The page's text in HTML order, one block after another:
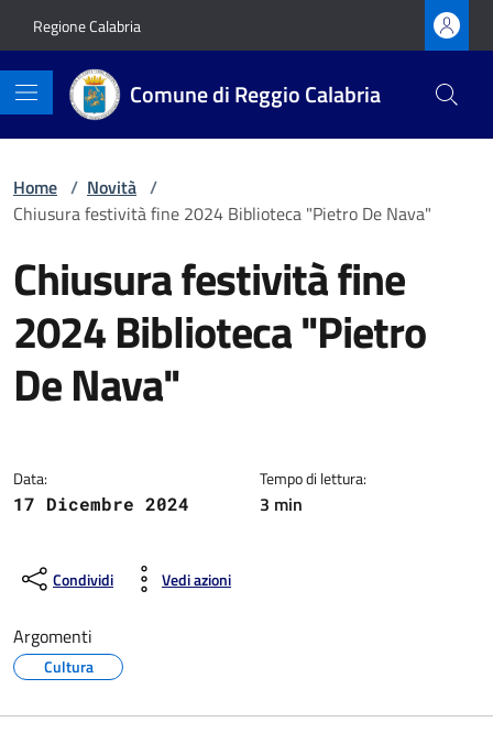
Regione Calabria
Comune di Reggio Calabria
Home / Novità /
Chiusura festività fine 2024 Biblioteca "Pietro De Nava"
Chiusura festività fine
2024 Biblioteca "Pietro
De Nava"
Data:
17 Dicembre 2024
Tempo di lettura:
3 min
Condividi Vedi azioni
Argomenti
Cultura